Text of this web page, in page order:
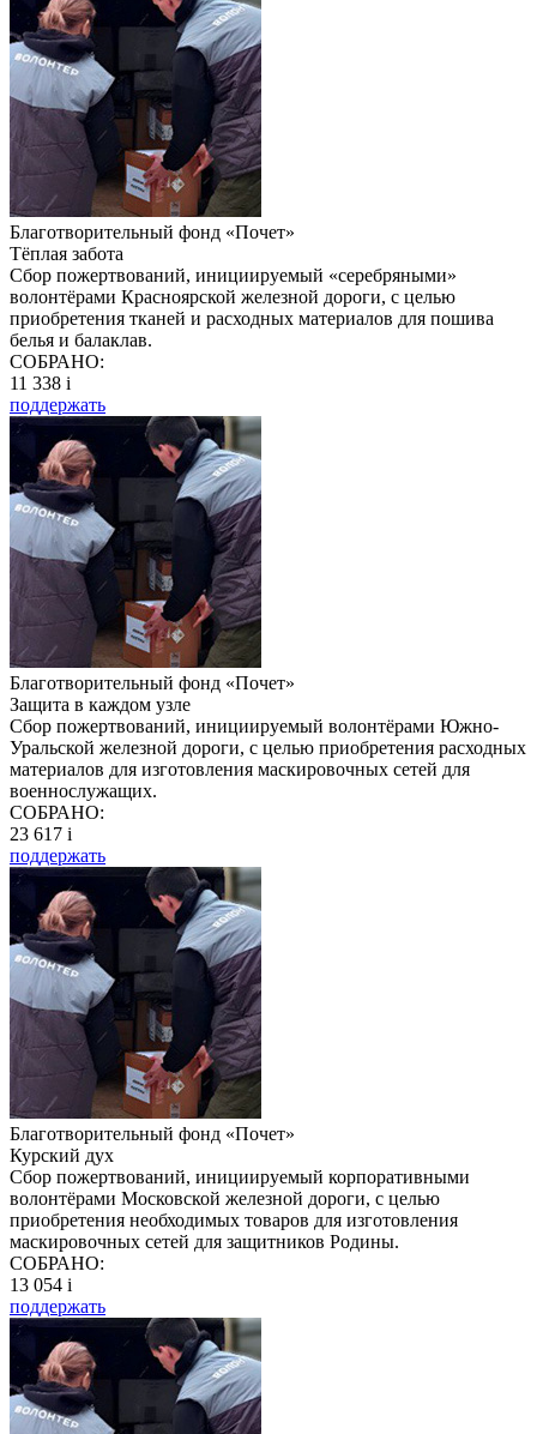
Благотворительный фонд «Почет»
Тёплая забота
Сбор пожертвований, инициируемый «серебряными»
волонтёрами Красноярской железной дороги, с целью
приобретения тканей и расходных материалов для пошива
белья и балаклав.
СОБРАНО:
11 338 i
поддержать
Благотворительный фонд «Почет»
Защита в каждом узле
Сбор пожертвований, инициируемый волонтёрами Южно-
Уральской железной дороги, с целью приобретения расходных
материалов для изготовления маскировочных сетей для
военнослужащих.
СОБРАНО:
23 617 i
поддержать
Благотворительный фонд «Почет»
Курский дух
Сбор пожертвований, инициируемый корпоративными
волонтёрами Московской железной дороги, с целью
приобретения необходимых товаров для изготовления
маскировочных сетей для защитников Родины.
СОБРАНО:
13 054 i
поддержать